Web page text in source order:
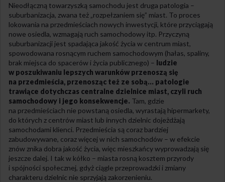
Nieodłączną towarzyszką samochodu jest druga patologia –
suburbanizacja, zwana też „rozpełzaniem się” miast. To proces
lokowania na przedmieściach nowych inwestycji, które przyciągają
nowe osiedla, wzmagają ruch samochodowy itp. Przyczyną
suburbanizacji jest spadająca jakość życia w centrum miast,
spowodowana rosnącym ruchem samochodowym (hałas, spaliny,
brak miejsca do spacerów i życia publicznego) – ludzie
w poszukiwaniu lepszych warunków przenoszą się
na przedmieścia, przenosząc też ze sobą… patologie
trawiące dotychczas centralne dzielnice miast, czyli ruch
samochodowy i jego konsekwencje. Tam, gdzie
na przedmieściach nie powstaną osiedla, wyrastają hipermarkety,
do których z centrów miast lub innych dzielnic dojeżdżają
samochodami klienci. Przedmieścia są coraz bardziej
zabudowywane, coraz więcej w nich samochodów – w efekcie
znów znika dobra jakość życia, więc mieszkańcy wyprowadzają się
jeszcze dalej. I tak w kółko – miasta rosną kosztem przyrody
i spójności społecznej, gdyż ciągle przeprowadzki i zmiany
charakteru dzielnic nie sprzyjają zakorzenieniu.